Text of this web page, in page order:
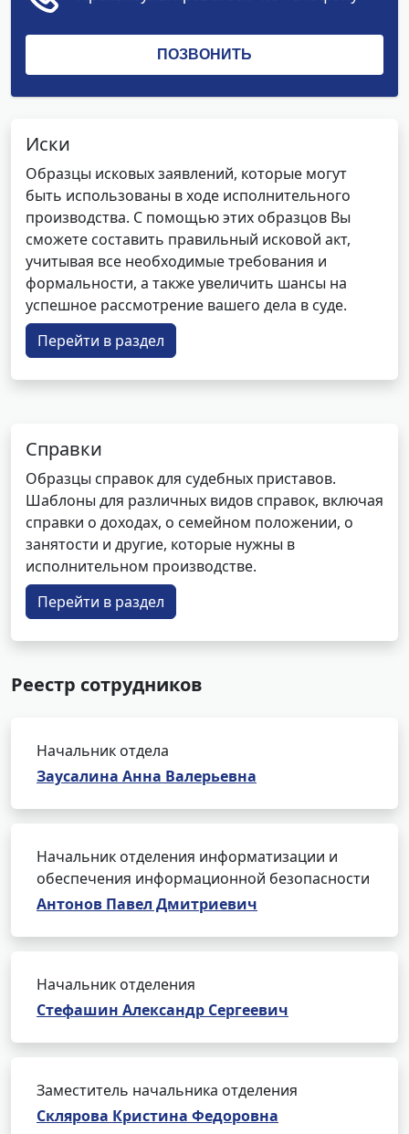
Иски
Образцы исковых заявлений, которые могут
быть использованы в ходе исполнительного
производства. С помощью этих образцов Вы
сможете составить правильный исковой акт,
учитывая все необходимые требования и
формальности, а также увеличить шансы на
успешное рассмотрение вашего дела в суде.
Перейти в раздел
Справки
Образцы справок для судебных приставов.
Шаблоны для различных видов справок, включая
справки о доходах, о семейном положении, о
занятости и другие, которые нужны в
исполнительном производстве.
Перейти в раздел
Реестр сотрудников
Начальник отдела
Заусалина Анна Валерьевна
Начальник отделения информатизации и
обеспечения информационной безопасности
Антонов Павел Дмитриевич
Начальник отделения
Стефашин Александр Сергеевич
Заместитель начальника отделения
Склярова Кристина Федоровна